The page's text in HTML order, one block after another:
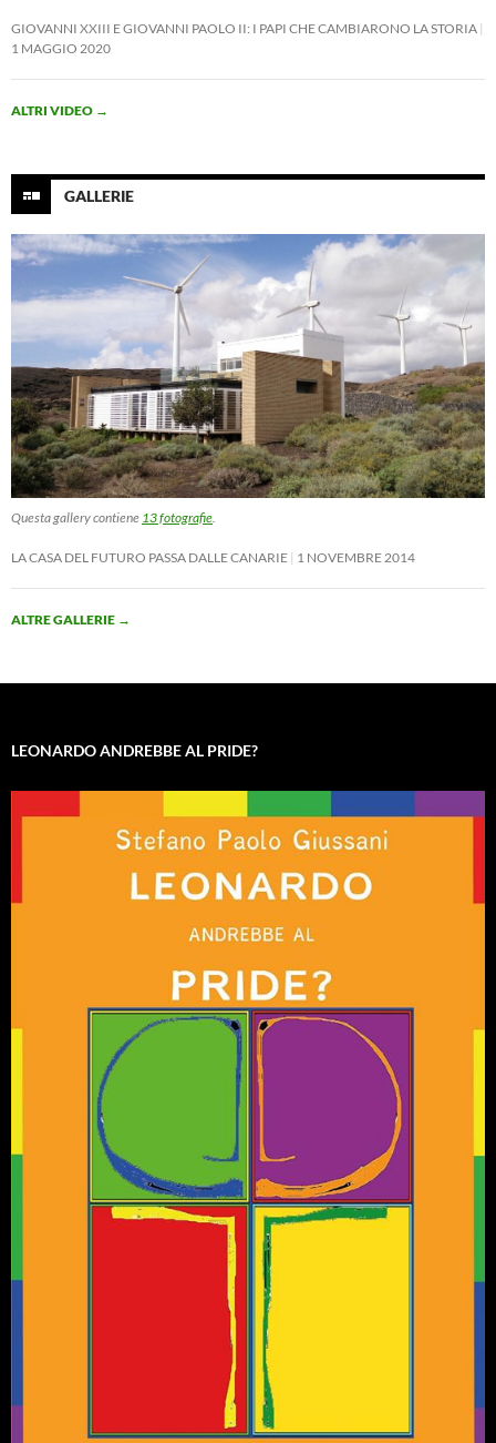
GIOVANNI XXIII E GIOVANNI PAOLO II: I PAPI CHE CAMBIARONO LA STORIA
1 MAGGIO 2020
ALTRI VIDEO →
GALLERIE
Questa gallery contiene 13 fotografie.
LA CASA DEL FUTURO PASSA DALLE CANARIE 1 NOVEMBRE 2014
ALTRE GALLERIE →
LEONARDO ANDREBBE AL PRIDE?